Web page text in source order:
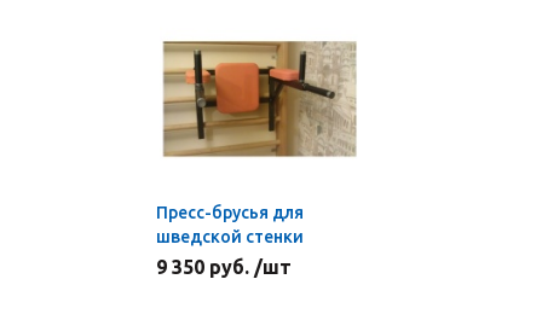
Пресс-брусья для
шведской стенки
9 350 руб. /шт